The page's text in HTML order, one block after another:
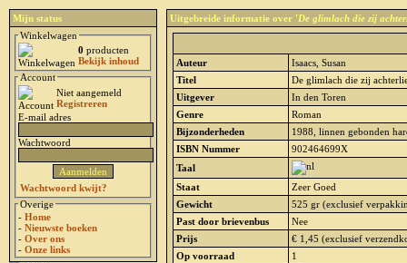
Mijn status
Winkelwagen
0 producten
Bekijk inhoud
Account
Niet aangemeld
Registreren
E-mail adres
Wachtwoord
Wachtwoord kwijt?
Overige
- Home
- Nieuwste boeken
- Over ons
- Onze links
Uitgebreide informatie over 'De glimlach die zij
Auteur
Isaacs, Susan
Titel
De glimlach die zij
Uitgever
In den Toren
Genre
Roman
Bijzonderheden
1988, linnen gebonden
ISBN Nummer
902464699X
Taal
Staat
Zeer Goed
Gewicht
525 gr (exclusief
Past door brievenbus
Nee
Prijs
€ 1,45 (exclusief
Op voorraad
1